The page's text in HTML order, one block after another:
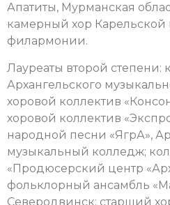
Апатиты, Мурманская
камерный хор Карельской
филармонии.
Лауреаты второй степени:
Архангельского
хоровой коллектив
хоровой коллектив
народной песни «ЯгрА»,
музыкальный колледж;
«Продюсерский центр
фольклорный ансамбль
Северодвинск; старший